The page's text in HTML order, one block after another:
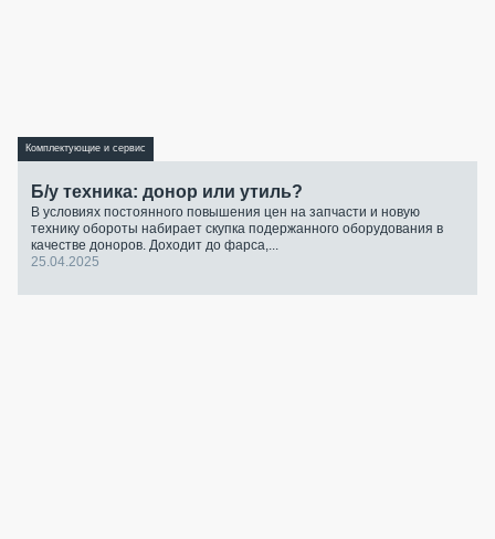
Комплектующие и сервис
Б/у техника: донор или утиль?
В условиях постоянного повышения цен на запчасти и новую
технику обороты набирает скупка подержанного оборудования в
качестве доноров. Доходит до фарса,...
25.04.2025